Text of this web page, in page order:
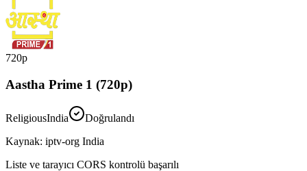
720p
Aastha Prime 1 (720p)
ReligiousIndia
Doğrulandı
Kaynak: iptv-org India
Liste ve tarayıcı CORS kontrolü başarılı